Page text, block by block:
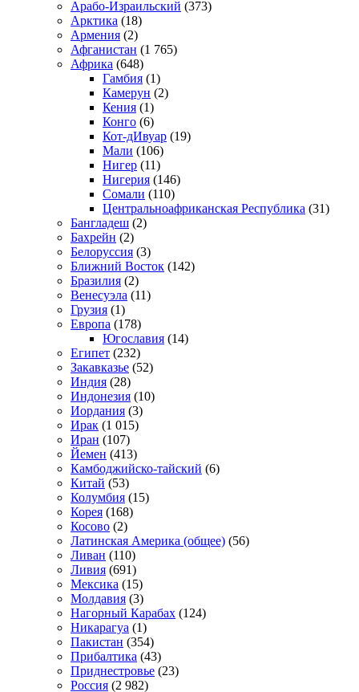
Арабо-Израильский (373)
Арктика (18)
Армения (2)
Афганистан (1 765)
Африка (648)
Гамбия (1)
Камерун (2)
Кения (1)
Конго (6)
Кот-дИвуар (19)
Мали (106)
Нигер (11)
Нигерия (146)
Сомали (110)
Центральноафриканская Республика (31)
Бангладеш (2)
Бахрейн (2)
Белоруссия (3)
Ближний Восток (142)
Бразилия (2)
Венесуэла (11)
Грузия (1)
Европа (178)
Югославия (14)
Египет (232)
Закавказье (52)
Индия (28)
Индонезия (10)
Иордания (3)
Ирак (1 015)
Иран (107)
Йемен (413)
Камбоджийско-тайский (6)
Китай (53)
Колумбия (15)
Корея (168)
Косово (2)
Латинская Америка (общее) (56)
Ливан (110)
Ливия (691)
Мексика (15)
Молдавия (3)
Нагорный Карабах (124)
Никарагуа (1)
Пакистан (354)
Прибалтика (43)
Приднестровье (23)
Россия (2 982)